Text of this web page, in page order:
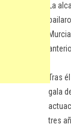
La
Tras
gala
tres